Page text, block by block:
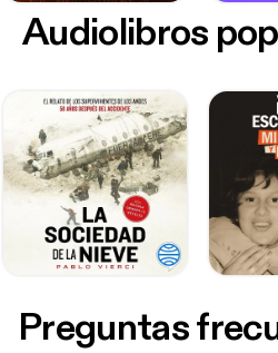
Audiolibros
Preguntas